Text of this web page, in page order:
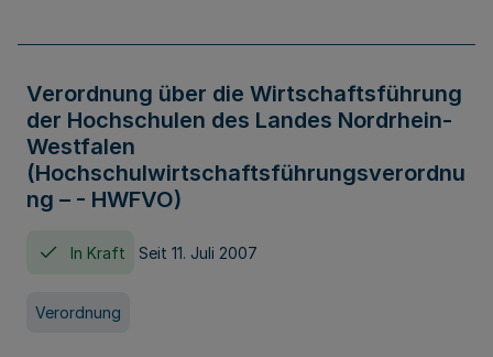
Verordnung über die Wirtschaftsführung
der Hochschulen des Landes Nordrhein-
Westfalen
(Hochschulwirtschaftsführungsverordnu
ng – - HWFVO)
In Kraft Seit 11. Juli 2007
Verordnung